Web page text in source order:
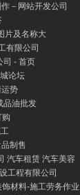
－网站开发公司
片及名称大
有限公司
司 - 首页
论坛
势
品油批发
制售
汽车租赁 汽车美容
工程有限公司
材料-施工劳务作业